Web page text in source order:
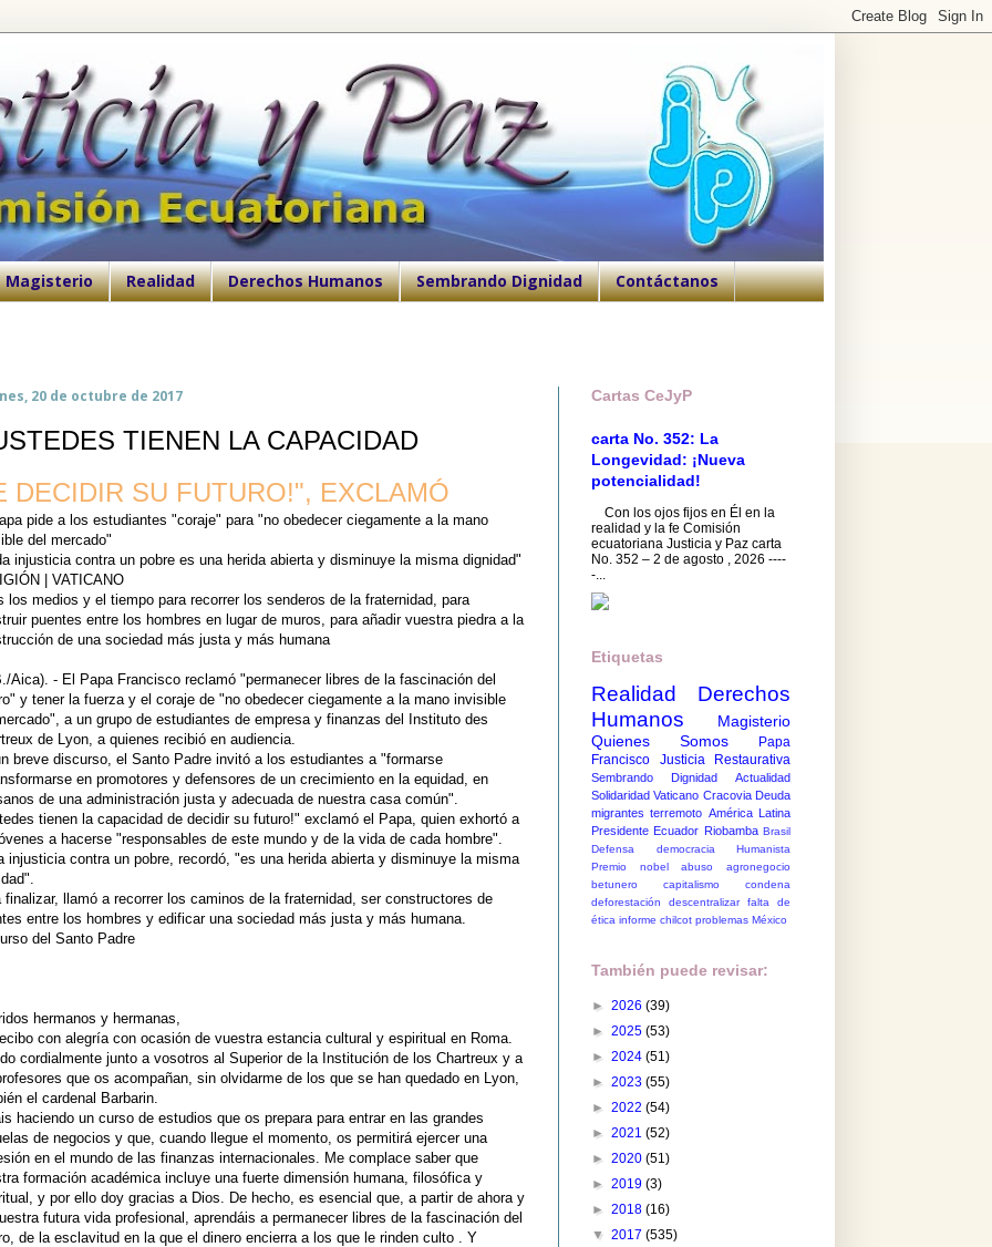
Magisterio Realidad Derechos Humanos Sembrando Dignidad Contáctanos
20 de octubre de 2017
TIENEN LA CAPACIDAD
DECIDIR SU FUTURO!", EXCLAMÓ
pide a los estudiantes "coraje" para "no obedecer ciegamente a la mano
del mercado"
injusticia contra un pobre es una herida abierta y disminuye la misma dignidad"
| VATICANO
los medios y el tiempo para recorrer los senderos de la fraternidad, para
puentes entre los hombres en lugar de muros, para añadir vuestra piedra a la
de una sociedad más justa y más humana
Aica). - El Papa Francisco reclamó "permanecer libres de la fascinación del
y tener la fuerza y el coraje de "no obedecer ciegamente a la mano invisible
a un grupo de estudiantes de empresa y finanzas del Instituto des
de Lyon, a quienes recibió en audiencia.
breve discurso, el Santo Padre invitó a los estudiantes a "formarse
en promotores y defensores de un crecimiento en la equidad, en
de una administración justa y adecuada de nuestra casa común".
tienen la capacidad de decidir su futuro!" exclamó el Papa, quien exhortó a
a hacerse "responsables de este mundo y de la vida de cada hombre".
injusticia contra un pobre, recordó, "es una herida abierta y disminuye la misma
finalizar, llamó a recorrer los caminos de la fraternidad, ser constructores de
entre los hombres y edificar una sociedad más justa y más humana.
del Santo Padre
hermanos y hermanas,
con alegría con ocasión de vuestra estancia cultural y espiritual en Roma.
cordialmente junto a vosotros al Superior de la Institución de los Chartreux y a
que os acompañan, sin olvidarme de los que se han quedado en Lyon,
el cardenal Barbarin.
haciendo un curso de estudios que os prepara para entrar en las grandes
de negocios y que, cuando llegue el momento, os permitirá ejercer una
en el mundo de las finanzas internacionales. Me complace saber que
formación académica incluye una fuerte dimensión humana, filosófica y
y por ello doy gracias a Dios. De hecho, es esencial que, a partir de ahora y
futura vida profesional, aprendáis a permanecer libres de la fascinación del
de la esclavitud en la que el dinero encierra a los que le rinden culto . Y
Cartas CeJyP
carta No. 352: La
Longevidad: ¡Nueva
potencialidad!
Con los ojos fijos en Él en la
realidad y la fe Comisión
ecuatoriana Justicia y Paz carta
No. 352 – 2 de agosto , 2026 ----
-...
Etiquetas
Realidad
Derechos
Humanos
Magisterio
Quienes Somos
Papa
Francisco
Justicia Restaurativa
Sembrando Dignidad
Actualidad
Solidaridad Vaticano Cracovia Deuda
migrantes terremoto América Latina
Presidente Ecuador Riobamba Brasil
Defensa democracia
Humanista
Premio nobel
abuso
agronegocio
betunero
capitalismo
condena
deforestación
descentralizar
falta de
ética informe chilcot problemas México
También puede revisar:
► 2026 (39)
► 2025 (53)
► 2024 (51)
► 2023 (55)
► 2022 (54)
► 2021 (52)
► 2020 (51)
► 2019 (3)
► 2018 (16)
▼ 2017 (535)